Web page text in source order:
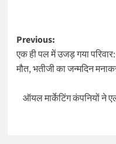
Post
navigation
Previous:
एक ही पल में उजड़ गया
मौत, भतीजी का जन्मदिन
ऑयल मार्केटिंग कंपनियों ने